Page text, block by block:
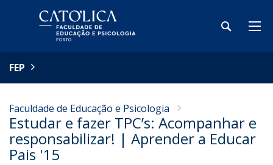
FEP
Faculdade de Educação e Psicologia
Estudar e fazer TPC’s: Acompanhar e
responsabilizar! | Aprender a Educar
Pais '15